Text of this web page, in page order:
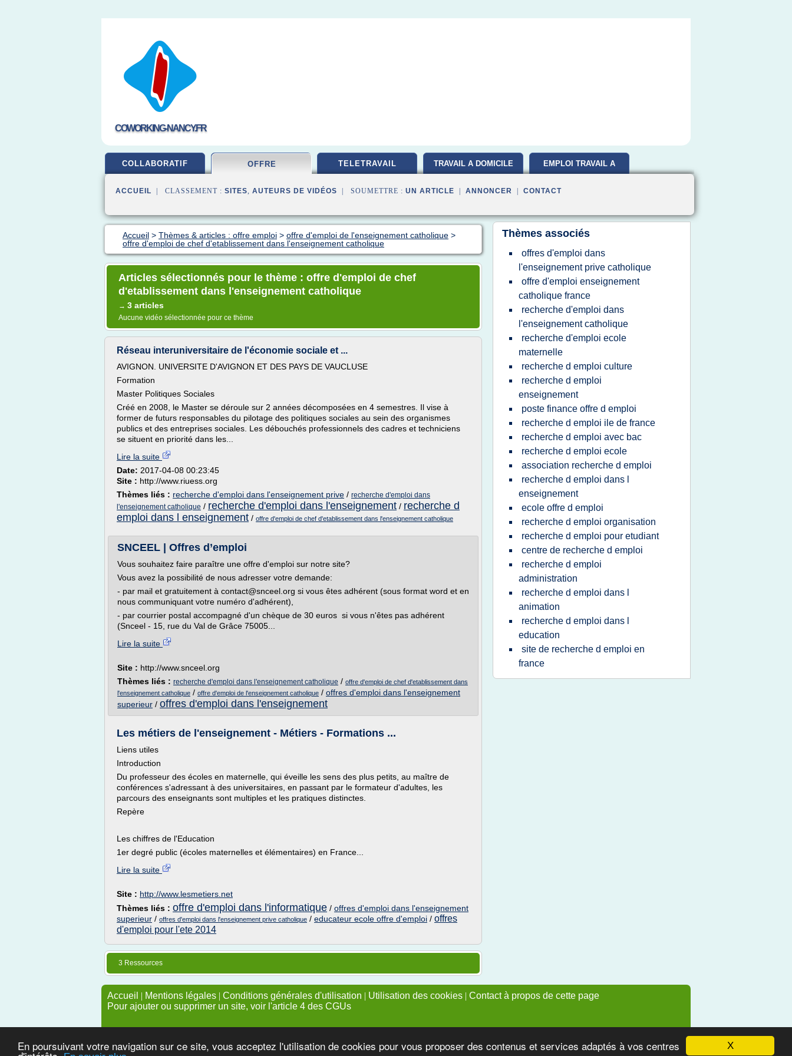
X
En poursuivant votre navigation sur ce site, vous acceptez l'utilisation de cookies pour vous proposer des contenus et services adaptés à vos centres
COWORKING-NANCY.FR
COLLABORATIF OFFRE TELETRAVAIL TRAVAIL A DOMICILE EMPLOI TRAVAIL A
ACCUEIL | CLASSEMENT : SITES, AUTEURS DE VIDÉOS | SOUMETTRE : UN ARTICLE ANNONCER CONTACT
Accueil > Thèmes & articles : offre emploi > offre d'emploi de l'enseignement catholique >
offre d'emploi de chef d'etablissement dans l'enseignement catholique
Articles sélectionnés pour le thème : offre d'emploi de chef
d'etablissement dans l'enseignement catholique
→ 3 articles
Aucune vidéo sélectionnée pour ce thème
Réseau interuniversitaire de l'économie sociale et ...
AVIGNON. UNIVERSITE D'AVIGNON ET DES PAYS DE VAUCLUSE
Formation
Master Politiques Sociales
Créé en 2008, le Master se déroule sur 2 années décomposées en 4 semestres. Il vise à
former de futurs responsables du pilotage des politiques sociales au sein des organismes
publics et des entreprises sociales. Les débouchés professionnels des cadres et techniciens
se situent en priorité dans les...
Lire la suite
Date: 2017-04-08 00:23:45
Site : http://www.riuess.org
Thèmes liés : recherche d'emploi dans l'enseignement prive / recherche d'emploi dans
l'enseignement catholique / recherche d'emploi dans l'enseignement / recherche d
emploi dans l enseignement / offre d'emploi de chef d'etablissement dans l'enseignement catholique
SNCEEL | Offres d’emploi
Vous souhaitez faire paraître une offre d'emploi sur notre site?
Vous avez la possibilité de nous adresser votre demande:
- par mail et gratuitement à contact@snceel.org si vous êtes adhérent (sous format word et en
nous communiquant votre numéro d'adhérent),
- par courrier postal accompagné d'un chèque de 30 euros si vous n'êtes pas adhérent
(Snceel - 15, rue du Val de Grâce 75005...
Lire la suite
Site : http://www.snceel.org
Thèmes liés : recherche d'emploi dans l'enseignement catholique / offre d'emploi de chef d'etablissement dans
l'enseignement catholique / offre d'emploi de l'enseignement catholique / offres d'emploi dans l'enseignement
superieur / offres d'emploi dans l'enseignement
Les métiers de l'enseignement - Métiers - Formations ...
Liens utiles
Introduction
Du professeur des écoles en maternelle, qui éveille les sens des plus petits, au maître de
conférences s'adressant à des universitaires, en passant par le formateur d'adultes, les
parcours des enseignants sont multiples et les pratiques distinctes.
Repère
Les chiffres de l'Education
1er degré public (écoles maternelles et élémentaires) en France...
Lire la suite
Site : http://www.lesmetiers.net
Thèmes liés : offre d'emploi dans l'informatique / offres d'emploi dans l'enseignement
superieur / offres d'emploi dans l'enseignement prive catholique / educateur ecole offre d'emploi / offres
d'emploi pour l'ete 2014
3 Ressources
Thèmes associés
offres d'emploi dans
l'enseignement prive catholique
offre d'emploi enseignement
catholique france
recherche d'emploi dans
l'enseignement catholique
recherche d'emploi ecole
maternelle
recherche d emploi culture
recherche d emploi
enseignement
poste finance offre d emploi
recherche d emploi ile de france
recherche d emploi avec bac
recherche d emploi ecole
association recherche d emploi
recherche d emploi dans l
enseignement
ecole offre d emploi
recherche d emploi organisation
recherche d emploi pour etudiant
centre de recherche d emploi
recherche d emploi
administration
recherche d emploi dans l
animation
recherche d emploi dans l
education
site de recherche d emploi en
france
Accueil | Mentions légales | Conditions générales d'utilisation | Utilisation des cookies | Contact à propos de cette page
Pour ajouter ou supprimer un site, voir l'article 4 des CGUs